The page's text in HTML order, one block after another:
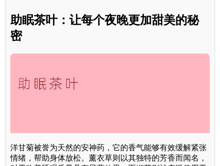
助眠茶叶：让每个夜晚更加甜美的秘
密
洋甘菊被誉为天然的安神药，它的香气能够有效缓解紧张
情绪，帮助身体放松。薰衣草则以其独特的芳香而闻名，